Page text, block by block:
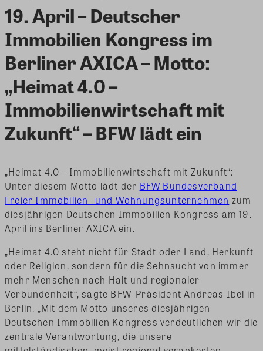
19. April – Deutscher
Immobilien Kongress im
Berliner AXICA – Motto:
„Heimat 4.0 –
Immobilienwirtschaft mit
Zukunft“ – BFW lädt ein
„Heimat 4.0 – Immobilienwirtschaft mit Zukunft“:
Unter diesem Motto lädt der BFW Bundesverband
Freier Immobilien- und Wohnungsunternehmen zum
diesjährigen Deutschen Immobilien Kongress am 19.
April ins Berliner AXICA ein.
„Heimat 4.0 steht nicht für Stadt oder Land, Herkunft
oder Religion, sondern für die Sehnsucht von immer
mehr Menschen nach Halt und regionaler
Verbundenheit“, sagte BFW-Präsident Andreas Ibel in
Berlin. „Mit dem Motto unseres diesjährigen
Deutschen Immobilien Kongress verdeutlichen wir die
zentrale Verantwortung, die unsere